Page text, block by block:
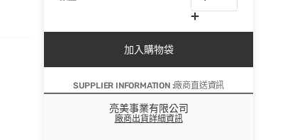
加入購物袋
SUPPLIER INFORMATION :廠商直送資訊
亮美事業有限公司
廠商出貨詳細資訊